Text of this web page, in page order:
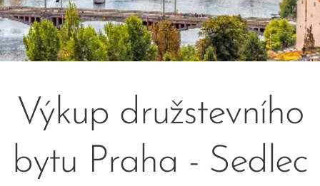
30.05.2025
Výkup družstevního
bytu Praha - Sedlec